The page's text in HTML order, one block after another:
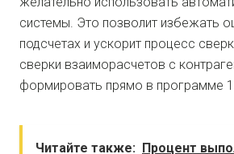
системы. Это позволит избежать
подсчетах и ускорит процесс
сверки взаиморасчетов с
формировать прямо в программе
Читайте также: Процент